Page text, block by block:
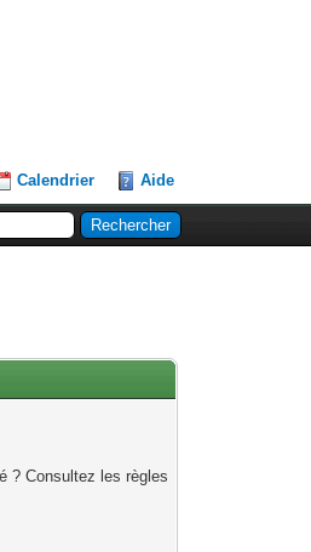
Calendrier Aide
? Consultez les règles